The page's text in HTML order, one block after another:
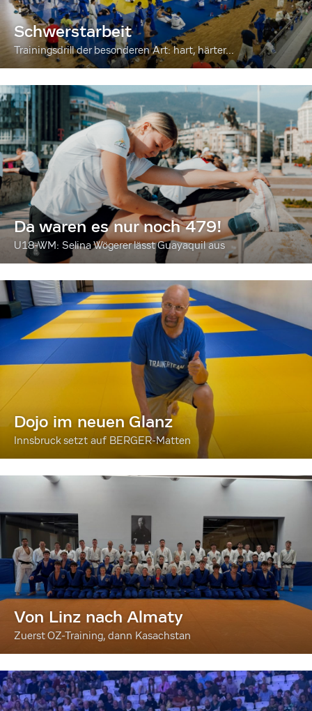
Schwerstarbeit
Trainingsdrill der besonderen Art: hart, härter...
Da waren es nur noch 479!
U18-WM: Selina Wögerer lässt Guayaquil aus
Dojo im neuen Glanz
Innsbruck setzt auf BERGER-Matten
Von Linz nach Almaty
Zuerst OZ-Training, dann Kasachstan